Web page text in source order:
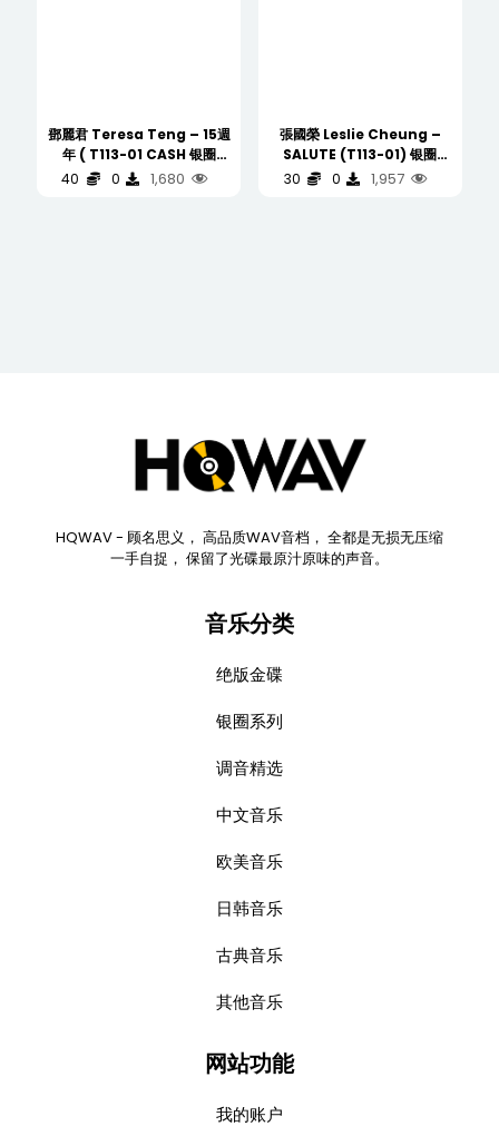
鄧麗君 Teresa Teng – 15週
年 ( T113-01 CASH 银圈
Silver Ring CD )
40 0 1,680
張國榮 Leslie Cheung –
SALUTE (T113-01) 银圈
(WAV/16/44.1/419MB)
30 0 1,957
HQWAV - 顾名思义， 高品质WAV音档， 全都是无损无压缩
一手自捉， 保留了光碟最原汁原味的声音。
音乐分类
绝版金碟
银圈系列
调音精选
中文音乐
欧美音乐
日韩音乐
古典音乐
其他音乐
网站功能
我的账户